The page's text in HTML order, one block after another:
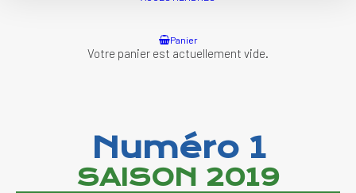
Panier
Votre panier est actuellement vide.
Numéro 1
SAISON 2019